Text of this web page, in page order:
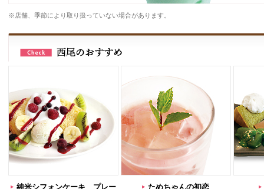
※店舗、季節により取り扱っていない場合があります。
純米シフォンケーキ プレー ためちゃんの初恋